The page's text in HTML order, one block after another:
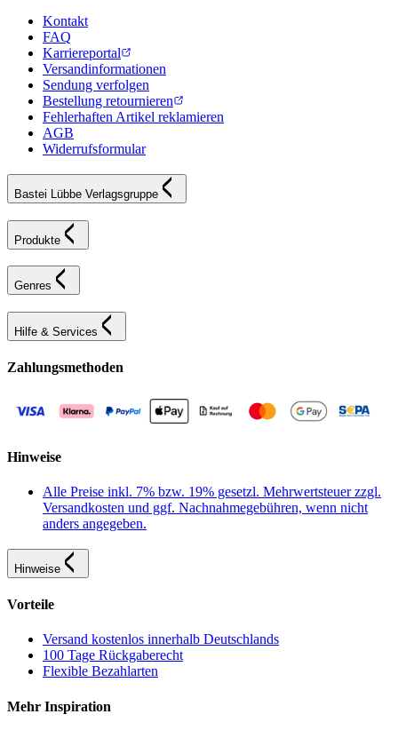
Kontakt
FAQ
Karriereportal
Versandinformationen
Sendung verfolgen
Bestellung retournieren
Fehlerhaften Artikel reklamieren
AGB
Widerrufsformular
Bastei Lübbe Verlagsgruppe
Produkte
Genres
Hilfe & Services
Zahlungsmethoden
Hinweise
Alle Preise inkl. 7% bzw. 19% gesetzl. Mehrwertsteuer zzgl.
Versandkosten und ggf. Nachnahmegebühren, wenn nicht
anders angegeben.
Hinweise
Vorteile
Versand kostenlos innerhalb Deutschlands
100 Tage Rückgaberecht
Flexible Bezahlarten
Mehr Inspiration